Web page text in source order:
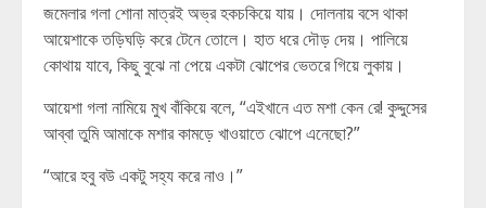
জমেলার গলা শোনা মাত্রই অভ্র হকচকিয়ে যায়। দোলনায় বসে থাকা
আয়েশাকে তড়িঘড়ি করে টেনে তোলে। হাত ধরে দৌড় দেয়। পালিয়ে
কোথায় যাবে, কিছু বুঝে না পেয়ে একটা ঝোপের ভেতরে গিয়ে লুকায়।
আয়েশা গলা নামিয়ে মুখ বাঁকিয়ে বলে, “এইখানে এত মশা কেন রে! কুদ্দুসের
আব্বা তুমি আমাকে মশার কামড়ে খাওয়াতে ঝোপে এনেছো?”
“আরে হবু বউ একটু সহ্য করে নাও।”